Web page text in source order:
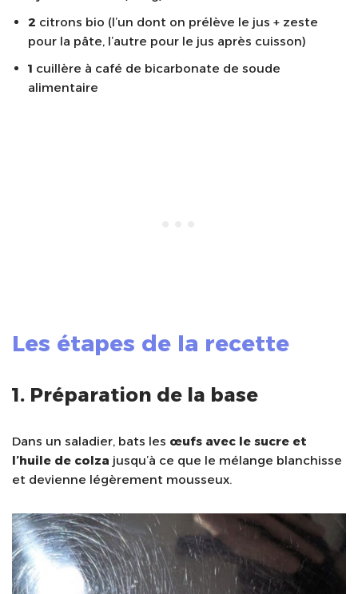
2 citrons bio (l’un dont on prélève le jus + zeste
pour la pâte, l’autre pour le jus après cuisson)
1 cuillère à café de bicarbonate de soude
alimentaire
Les étapes de la recette
1. Préparation de la base
Dans un saladier, bats les œufs avec le sucre et
l’huile de colza jusqu’à ce que le mélange blanchisse
et devienne légèrement mousseux.